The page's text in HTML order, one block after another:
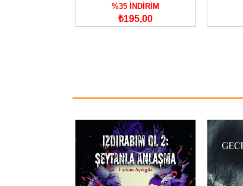
%35 İNDİRİM
₺195,00